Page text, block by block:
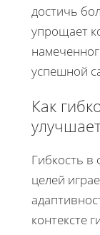
достичь
упрощает
успешной
Как
Гибкость в
целей
контексте